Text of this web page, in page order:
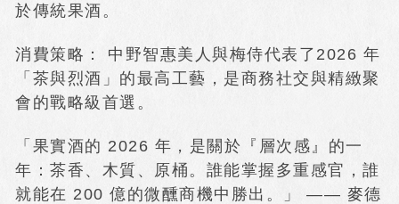
於傳統果酒。
消費策略： 中野智惠美人與梅侍代表了2026 年
「茶與烈酒」的最高工藝，是商務社交與精緻聚
會的戰略級首選。
「果實酒的 2026 年，是關於『層次感』的一
年：茶香、木質、原桶。誰能掌握多重感官，誰
就能在 200 億的微醺商機中勝出。」 —— 麥德